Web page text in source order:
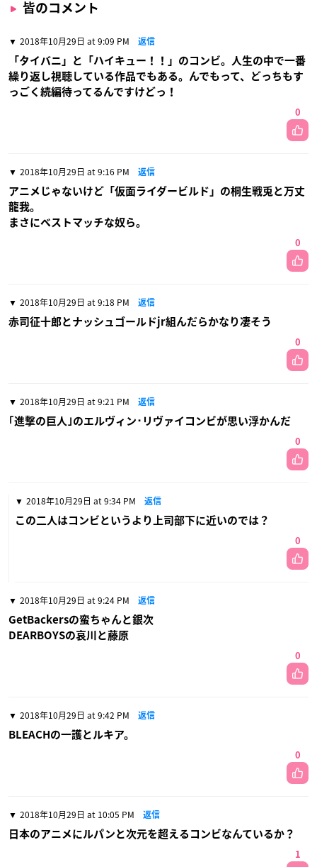
皆のコメント
2018年10月29日 at 9:09 PM 返信
「タイバニ」と「ハイキュー！！」のコンビ。人生の中で一番
繰り返し視聴している作品でもある。んでもって、どっちもす
っごく続編待ってるんですけどっ！
0
2018年10月29日 at 9:16 PM 返信
アニメじゃないけど「仮面ライダービルド」の桐生戦兎と万丈
龍我。
まさにベストマッチな奴ら。
0
2018年10月29日 at 9:18 PM 返信
赤司征十郎とナッシュゴールドjr組んだらかなり凄そう
0
2018年10月29日 at 9:21 PM 返信
｢進撃の巨人｣のエルヴィン･リヴァイコンビが思い浮かんだ
0
2018年10月29日 at 9:34 PM 返信
この二人はコンビというより上司部下に近いのでは？
0
2018年10月29日 at 9:24 PM 返信
GetBackersの蛮ちゃんと銀次
DEARBOYSの哀川と藤原
0
2018年10月29日 at 9:42 PM 返信
BLEACHの一護とルキア。
0
2018年10月29日 at 10:05 PM 返信
日本のアニメにルパンと次元を超えるコンビなんているか？
1